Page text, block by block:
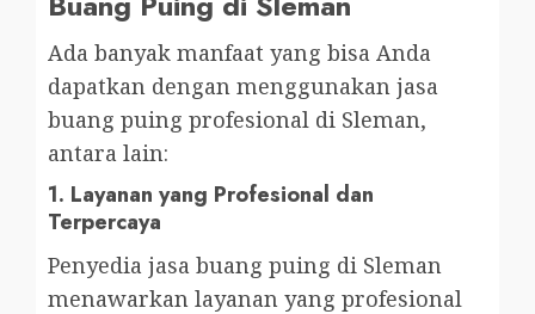
Ada banyak manfaat yang bisa Anda
dapatkan dengan menggunakan jasa
buang puing profesional di Sleman,
antara lain:
1. Layanan yang Profesional dan
Terpercaya
Penyedia jasa buang puing di Sleman
menawarkan layanan yang profesional